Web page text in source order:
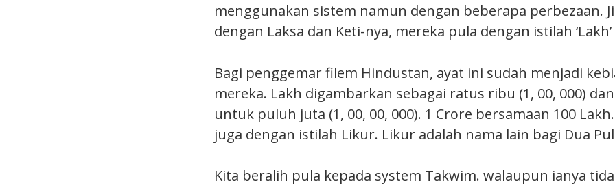
menggunakan sistem namun dengan beberapa perbezaan.
dengan Laksa dan Keti-nya, mereka pula dengan istilah ‘Lakh’
Bagi penggemar filem Hindustan, ayat ini sudah menjadi
mereka. Lakh digambarkan sebagai ratus ribu (1, 00, 000)
untuk puluh juta (1, 00, 00, 000). 1 Crore bersamaan 100
juga dengan istilah Likur. Likur adalah nama lain bagi Dua
Kita beralih pula kepada system Takwim. walaupun ianya